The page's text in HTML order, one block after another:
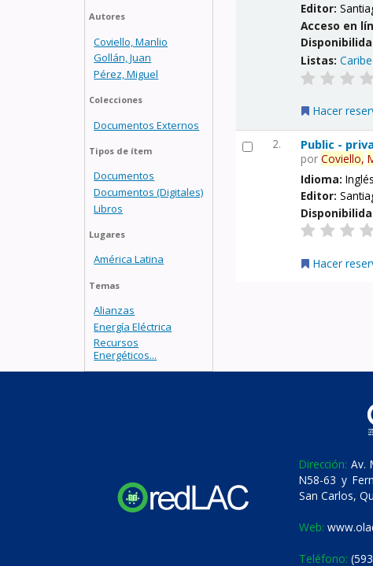
Autores
Coviello, Manlio
Gollán, Juan
Pérez, Miguel
Colecciones
Documentos Externos
Tipos de ítem
Documentos
Documentos (Digitales)
Libros
Lugares
América Latina
Temas
Alianzas
Energía Eléctrica
Recursos
Energéticos...
Editor:
Acceso en
Listas:
Hacer
2. Public -
porCoviello,
Idioma:Inglés
Editor:
Hacer
Dirección: Av.
N58-63 y
San Carlos,
Web:
Teléfono: